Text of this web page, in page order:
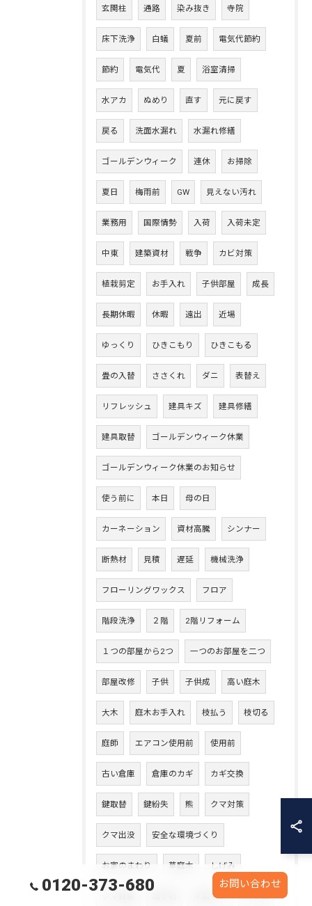
玄関柱 通路 染み抜き 寺院
床下洗浄 白蟻 夏前 電気代節約
節約 電気代 夏 浴室清掃
水アカ ぬめり 直す 元に戻す
戻る 洗面水漏れ 水漏れ修繕
ゴールデンウィーク 連休 お掃除
夏日 梅雨前 GW 見えない汚れ
業務用 国際情勢 入荷 入荷未定
中東 建築資材 戦争 カビ対策
植栽剪定 お手入れ 子供部屋 成長
長期休暇 休暇 遠出 近場
ゆっくり ひきこもり ひきこもる
畳の入替 ささくれ ダニ 表替え
リフレッシュ 建具キズ 建具修繕
建具取替 ゴールデンウィーク休業
ゴールデンウィーク休業のお知らせ
使う前に 本日 母の日
カーネーション 資材高騰 シンナー
断熱材 見積 遅延 機械洗浄
フローリングワックス フロア
階段洗浄 ２階 2階リフォーム
１つの部屋から2つ 一つのお部屋を二つ
部屋改修 子供 子供成 高い庭木
大木 庭木お手入れ 枝払う 枝切る
庭師 エアコン使用前 使用前
古い倉庫 倉庫のカギ カギ交換
鍵取替 鍵紛失 熊 クマ対策
クマ出没 安全な環境づくり
お家のまわり 草庭木 しげみ
木製ドア 入り口
0120-373-680 お問い合わせ